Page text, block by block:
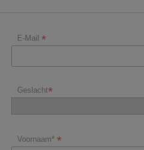
E-Mail *
Geslacht*
Voornaam* *